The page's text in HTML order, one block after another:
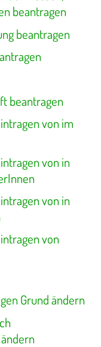
beantragen
beantragen
beantragen
von im
von in
von in
von
Grund ändern